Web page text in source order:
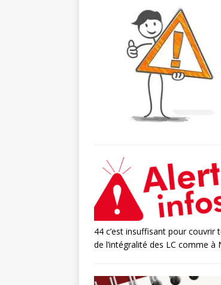
44 c’est insuffisant pour couvrir
de l’intégralité des LC comme à